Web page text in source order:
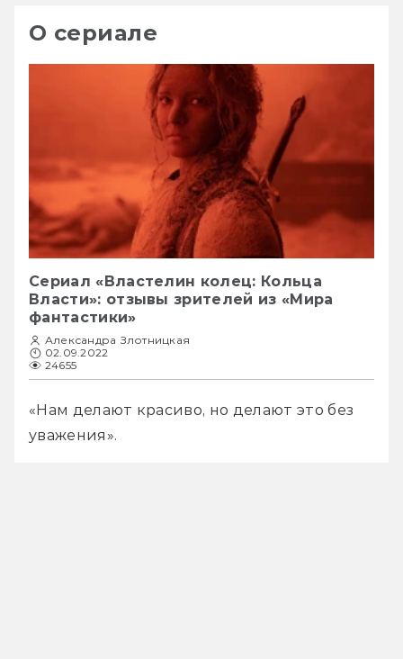
О сериале
Сериал «Властелин колец: Кольца
Власти»: отзывы зрителей из «Мира
фантастики»
Александра Злотницкая
02.09.2022
24655
«Нам делают красиво, но делают это без
уважения».